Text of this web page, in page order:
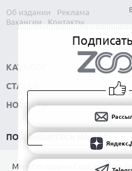
Об издании
Реклама
Вакансии
Контакты
КАТАЛОГ
СТАТЬИ
НОВОСТИ
ПОДПИШИТЕСЬ НА НАС
РАССЫЛКА
Мы используем Сookies для